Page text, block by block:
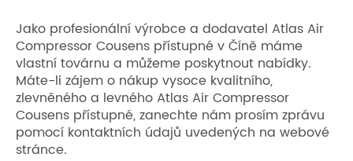
Jako profesionální výrobce a dodavatel Atlas Air
Compressor Cousens přístupné v Číně máme
vlastní továrnu a můžeme poskytnout nabídky.
Máte-li zájem o nákup vysoce kvalitního,
zlevněného a levného Atlas Air Compressor
Cousens přístupné, zanechte nám prosím zprávu
pomocí kontaktních údajů uvedených na webové
stránce.